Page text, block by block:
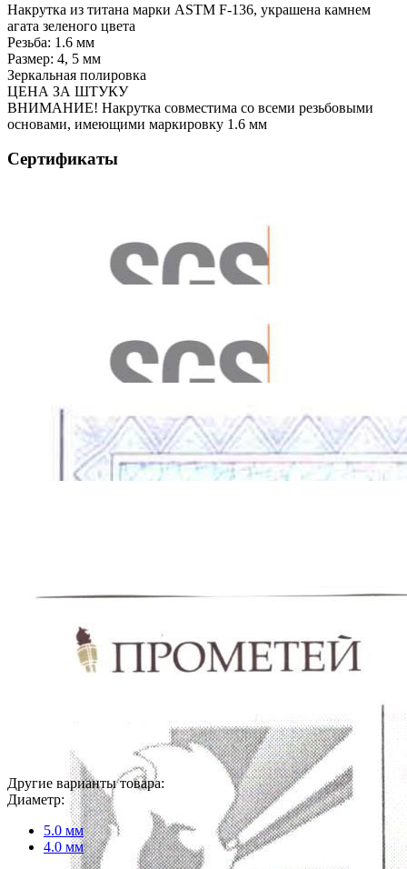
Накрутка из титана марки ASTM F-136, украшена камнем
агата зеленого цвета
Резьба: 1.6 мм
Размер: 4, 5 мм
Зеркальная полировка
ЦЕНА ЗА ШТУКУ
ВНИМАНИЕ! Накрутка совместима со всеми резьбовыми
основами, имеющими маркировку 1.6 мм
Сертификаты
Другие варианты товара:
Диаметр:
5.0 мм
4.0 мм